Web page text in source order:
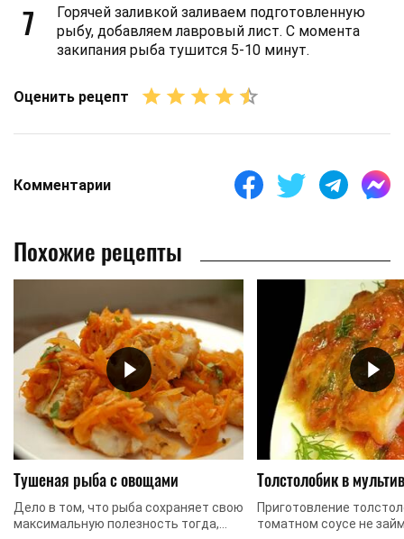
7
Горячей заливкой заливаем подготовленную
рыбу, добавляем лавровый лист. С момента
закипания рыба тушится 5-10 минут.
Оценить рецепт
Комментарии
Похожие рецепты
Тушеная рыба с овощами
Дело в том, что рыба сохраняет свою
максимальную полезность тогда,
Толстолобик в
Приготовление
томатном соусе не